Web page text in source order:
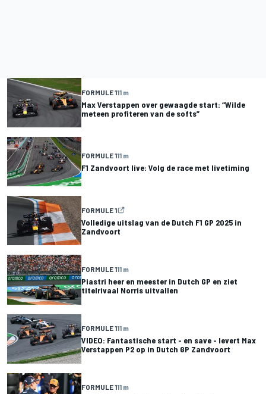
FORMULE 111 m
Max Verstappen over gewaagde start: “Wilde
meteen profiteren van de softs”
FORMULE 111 m
F1 Zandvoort live: Volg de race met livetiming
FORMULE 1
Volledige uitslag van de Dutch F1 GP 2025 in
Zandvoort
FORMULE 111 m
Piastri heer en meester in Dutch GP en ziet
titelrivaal Norris uitvallen
FORMULE 111 m
VIDEO: Fantastische start - en save - levert Max
Verstappen P2 op in Dutch GP Zandvoort
FORMULE 111 m